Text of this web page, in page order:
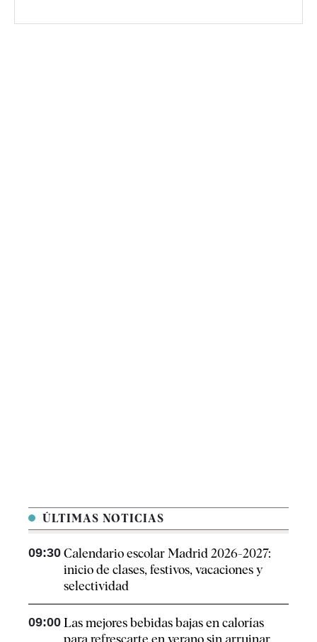
ÚLTIMAS NOTICIAS
09:30 Calendario escolar Madrid 2026-2027:
inicio de clases, festivos, vacaciones y
selectividad
09:00 Las mejores bebidas bajas en calorías
para refrescarte en verano sin arruinar